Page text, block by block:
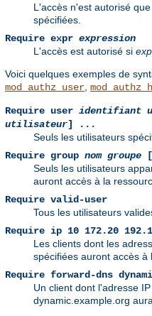
L'accès n'est autorisé
spécifiées.
Require expr expression
L'accès est autorisé si
Voici quelques exemples de
mod_authz_user
Require user identifiant
utilisateur] ...
Seuls les utilisateurs
Require group nom groupe [
Seuls les utilisateurs
auront accès à la
Require valid-user
Tous les utilisateurs
Require ip 10 172.20
Les clients dont les
spécifiées auront accès à
Require forward-dns
Un client dont l'adresse
dynamic.example.org